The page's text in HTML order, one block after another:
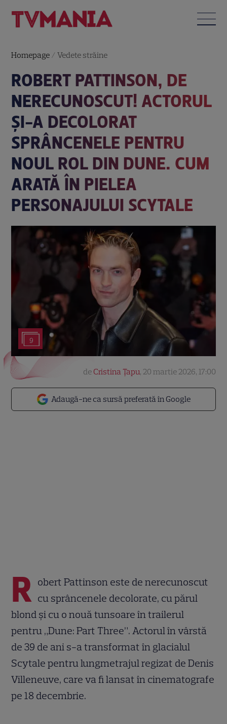
Homepage /Vedete străine
ROBERT PATTINSON, DE
NERECUNOSCUT! ACTORUL
ȘI-A DECOLORAT
SPRÂNCENELE PENTRU
NOUL ROL DIN DUNE. CUM
ARATĂ ÎN PIELEA
PERSONAJULUI SCYTALE
9
Adaugă-ne ca sursă preferată în Google
de Cristina Țapu, 20 martie 2026, 17:00
R obert Pattinson este de nerecunoscut
cu sprâncenele decolorate, cu părul
blond și cu o nouă tunsoare în trailerul
pentru „Dune: Part Three”. Actorul în vârstă
de 39 de ani s-a transformat în glacialul
Scytale pentru lungmetrajul regizat de Denis
Villeneuve, care va fi lansat în cinematografe
pe 18 decembrie.